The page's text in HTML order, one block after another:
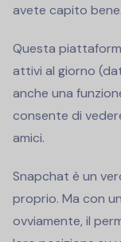
avete capito bene.
Questa
attivi al giorno
anche una
consente di
amici.
Snapchat è un
proprio. Ma con
ovviamente, il